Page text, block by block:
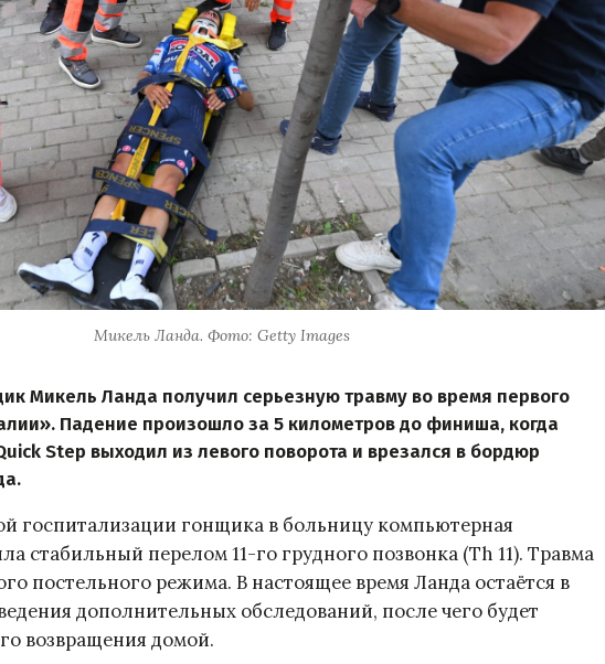
Микель Ланда. Фото: Getty Images
Микель Ланда получил серьезную травму во время первого
Падение произошло за 5 километров до финиша, когда
Step выходил из левого поворота и врезался в бордюр
госпитализации гонщика в больницу компьютерная
стабильный перелом 11-го грудного позвонка (Th 11). Травма
постельного режима. В настоящее время Ланда остаётся в
дополнительных обследований, после чего будет
возвращения домой.